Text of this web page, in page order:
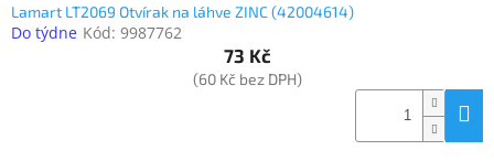
Lamart LT2069 Otvírak na láhve ZINC (42004614)
Do týdne Kód: 9987762
73 Kč
(60 Kč bez DPH)